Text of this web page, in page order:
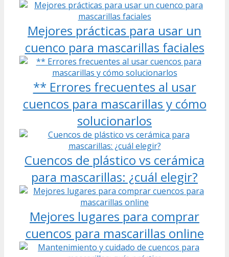
Mejores prácticas para usar un
cuenco para mascarillas faciales
** Errores frecuentes al usar
cuencos para mascarillas y cómo
solucionarlos
Cuencos de plástico vs cerámica
para mascarillas: ¿cuál elegir?
Mejores lugares para comprar
cuencos para mascarillas online